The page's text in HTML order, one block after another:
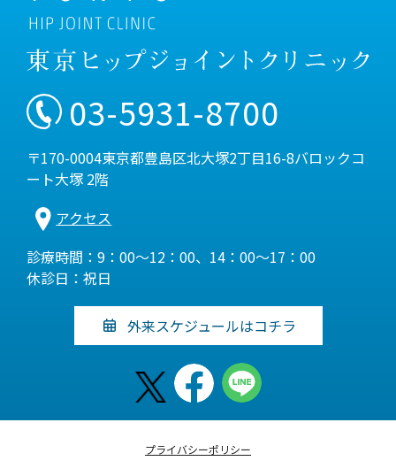
03-5931-8700
〒170-0004東京都豊島区北大塚2丁目16-8バロックコ
ート大塚 2階
アクセス
診療時間：9：00～12：00、14：00～17：00
休診日：祝日
外来スケジュールはコチラ
プライバシーポリシー